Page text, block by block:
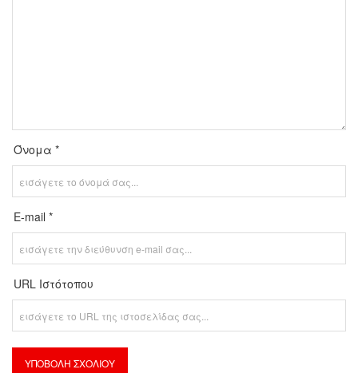
Όνομα *
E-mail *
URL Ιστότοπου